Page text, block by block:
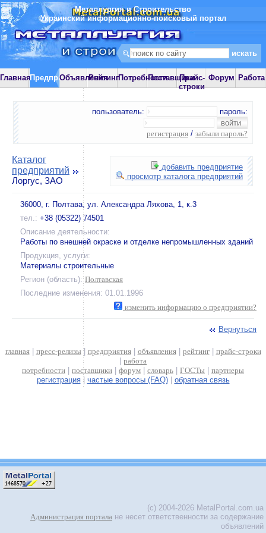
Металлургия и Строительство
Украинский информационно-поисковый портал
ГлавнаяПредприятияОбъявления
РейтингПотребностиПоставщики
Прайс-
строки
Форум Работа
пользователь: пароль:
регистрация / забыли пароль?
добавить предприятие
просмотр каталога предприятий
Каталог
предприятий
Лоргус, ЗАО
36000, г. Полтава, ул. Александра Ляхова, 1, к.3
тел.: +38 (05322) 74501
Описание деятельности:
Работы по внешней окраске и отделке непромышленных зданий
Продукция, услуги:
Материалы строительные
Регион (область): Полтавская
Последние изменения: 01.01.1996
изменить информацию о предприятии?
Вернуться
главная| пресс-релизы | предприятия| объявления| рейтинг| прайс-строки
работа
потребности
поставщики форум словарь ГОСТы
партнеры
регистрация| частые вопросы (FAQ)| обратная связь
(c) 2004-2026 MetalPortal.com.ua
Администрация портала не несет ответственности за содержание
объявлений